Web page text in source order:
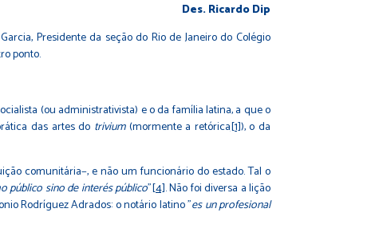
Des. Ricardo Dip
Presidente da seção do Rio de Janeiro do Colégio
ponto.
(ou administrativista) e o da família latina, a que o
das artes do trivium(mormente a retórica[1]), o da
comunitária−, e não um funcionário do estado. Tal o
público sino de interés público"[4]. Não foi diversa a lição
Rodríguez Adrados: o notário latino "es un profesional